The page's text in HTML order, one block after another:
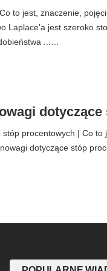
to jest, znaczenie,
Laplace'a jest szeroko
...…
stóp procentowych | Co to
dotyczące stóp